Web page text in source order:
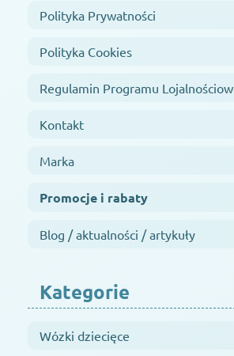
Polityka Prywatności
Polityka Cookies
Regulamin Programu
Kontakt
Marka
Promocje i rabaty
Blog / aktualności / artykuły
Kategorie
Wózki dziecięce